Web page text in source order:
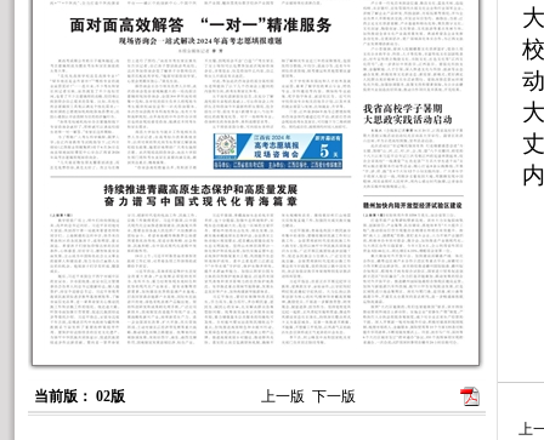
当前版： 02版 上一版 下一版
上